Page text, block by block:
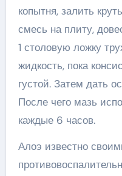
копытня, залить
смесь на плиту,
1 столовую ложку
жидкость, пока
густой. Затем дать
После чего мазь
каждые 6 часов.
Алоэ известно